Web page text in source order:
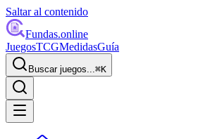
Saltar al contenido
Fundas.online
JuegosTCGMedidasGuía
Buscar juegos...⌘K